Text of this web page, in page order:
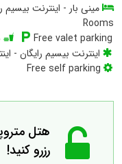
مینی بار - اینترنت بیسیم
Rooms
Free valet parking
اینترنت بیسیم رایگان -
Free self parking
هتل
رزرو کنید!